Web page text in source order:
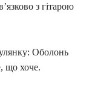
з гітарою
Оболонь
що хоче.